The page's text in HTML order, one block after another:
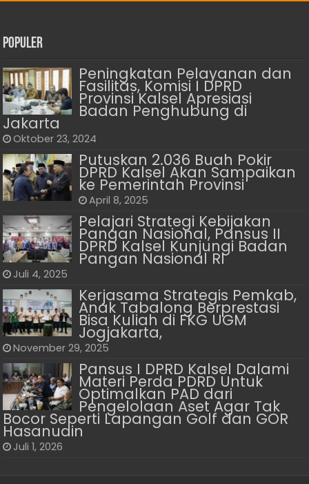
Populer
Peningkatan Pelayanan dan
Fasilitas, Komisi I DPRD
Provinsi Kalsel Apresiasi
Badan Penghubung di
Jakarta
Oktober 23, 2024
Putuskan 2.036 Buah Pokir
DPRD Kalsel Akan Sampaikan
ke Pemerintah Provinsi
April 8, 2025
Pelajari Strategi Kebijakan
Pangan Nasional, Pansus II
DPRD Kalsel Kunjungi Badan
Pangan Nasional RI
Juli 4, 2025
Kerjasama Strategis Pemkab,
Anak Tabalong Berprestasi
Bisa Kuliah di FKG UGM
Jogjakarta,
November 29, 2025
Pansus I DPRD Kalsel Dalami
Materi Perda PDRD Untuk
Optimalkan PAD dari
Pengelolaan Aset Agar Tak
Bocor Seperti Lapangan Golf dan GOR
Hasanudin
Juli 1, 2026